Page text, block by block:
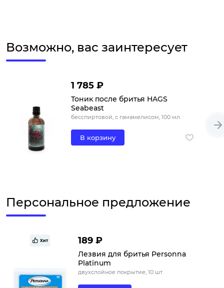
Возможно, вас заинтересует
1 785 ₽
Тоник после бритья HAGS
Seabeast
бесспиртовой, с гамамелисом, 100 мл
В корзину
Персональное предложение
Хит 189 ₽
Лезвия для бритья Personna
Platinum
двухслойное покрытие, 10 шт.